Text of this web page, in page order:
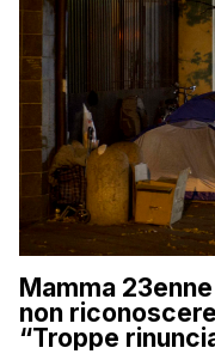
Mamma
non
“Troppe